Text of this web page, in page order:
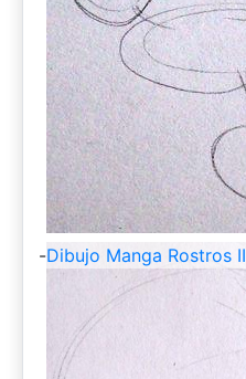
-Dibujo Manga Rostros II